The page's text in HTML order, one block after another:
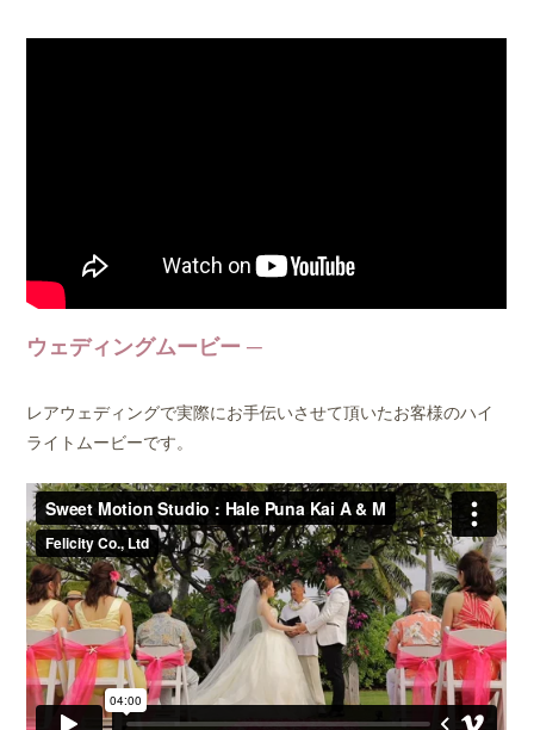
ウェディングムービー
レアウェディングで実際にお手伝いさせて頂いたお客様のハイ
ライトムービーです。